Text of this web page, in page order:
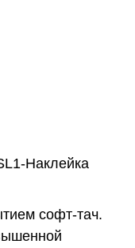
Наклейка
софт-тач.